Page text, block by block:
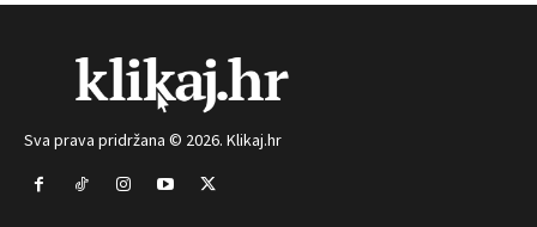
Sva prava pridržana © 2026. Klikaj.hr